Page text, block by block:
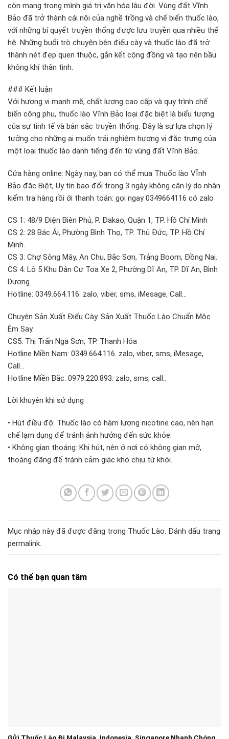
còn mang trong mình giá trị văn hóa lâu đời. Vùng đất Vĩnh
Bảo đã trở thành cái nôi của nghề trồng và chế biến thuốc lào,
với những bí quyết truyền thống được lưu truyền qua nhiều thế
hệ. Những buổi trò chuyện bên điếu cày và thuốc lào đã trở
thành nét đẹp quen thuộc, gắn kết cộng đồng và tạo nên bầu
không khí thân tình.
### Kết luận
Với hương vị mạnh mẽ, chất lượng cao cấp và quy trình chế
biến công phu, thuốc lào Vĩnh Bảo loại đặc biệt là biểu tượng
của sự tinh tế và bản sắc truyền thống. Đây là sự lựa chọn lý
tưởng cho những ai muốn trải nghiệm hương vị đặc trưng của
một loại thuốc lào danh tiếng đến từ vùng đất Vĩnh Bảo.
Cửa hàng online: Ngày nay, bạn có thể mua Thuốc lào VĨnh
Bảo đặc Biệt, Uy tín bao đổi trong 3 ngày không cân lý do nhận
kiểm tra hàng rồi ới thanh toán: gọi ngay 0349664116 có zalo
CS 1: 48/9 Điện Biên Phủ, P. Đakao, Quận 1, TP. Hồ Chí Minh
CS 2: 28 Bác Ái, Phường Bình Thọ, TP. Thủ Đức, TP. Hồ Chí
Minh.
CS 3: Chợ Sông Mây, An Chu, Bắc Sơn, Trảng Boom, Đồng Nai.
CS 4: Lô 5 Khu Dân Cư Toa Xe 2, Phường Dĩ An, TP. Dĩ An, Bình
Dương
Hotline: 0349.664.116. zalo, viber, sms, iMesage, Call…
Chuyên Sản Xuất Điếu Cày. Sản Xuất Thuốc Lào Chuẩn Mộc
Êm Say.
CS5: Thị Trấn Nga Sơn, TP. Thanh Hóa
Hotline Miền Nam: 0349.664.116. zalo, viber, sms, iMesage,
Call…
Hotline Miền Bắc: 0979.220.893. zalo, sms, call..
Lời khuyên khi sử dụng
• Hút điều độ: Thuốc lào có hàm lượng nicotine cao, nên hạn
chế lạm dụng để tránh ảnh hưởng đến sức khỏe.
• Không gian thoáng: Khi hút, nên ở nơi có không gian mở,
thoáng đãng để tránh cảm giác khó chịu từ khói.
Mục nhập này đã được đăng trong Thuốc Lào. Đánh dấu trang
permalink.
Có thể bạn quan tâm